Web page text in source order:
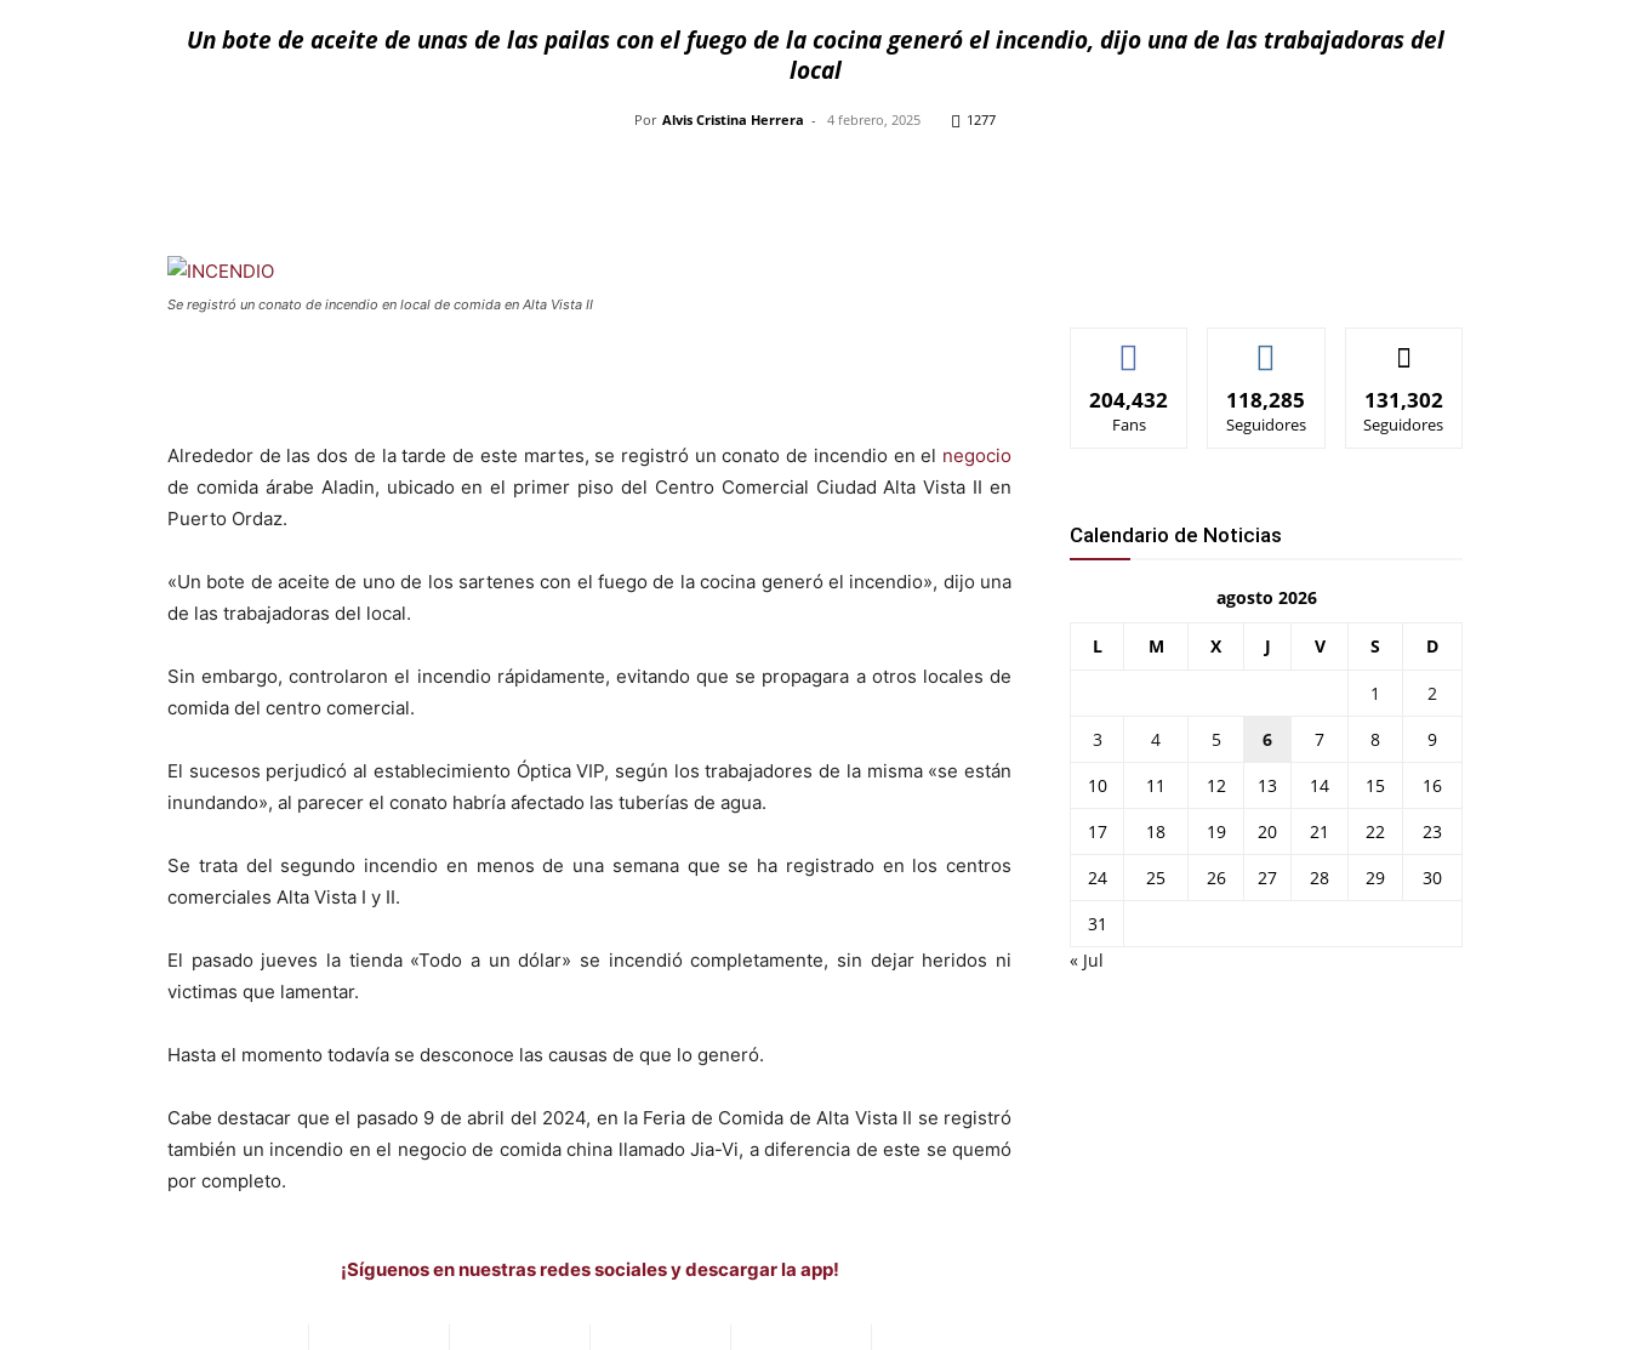
Un bote de aceite de unas de las pailas con el fuego de la cocina generó el incendio, dijo una de las trabajadoras del
local
Por Alvis Cristina Herrera - 4 febrero, 2025 1277
Se registró un conato de incendio en local de comida en Alta Vista II
Alrededor de las dos de la tarde de este martes, se registró un conato de incendio en el negocio
de comida árabe Aladin, ubicado en el primer piso del Centro Comercial Ciudad Alta Vista II en
Puerto Ordaz.
«Un bote de aceite de uno de los sartenes con el fuego de la cocina generó el incendio», dijo una
de las trabajadoras del local.
Sin embargo, controlaron el incendio rápidamente, evitando que se propagara a otros locales de
comida del centro comercial.
El sucesos perjudicó al establecimiento Óptica VIP, según los trabajadores de la misma «se están
inundando», al parecer el conato habría afectado las tuberías de agua.
Se trata del segundo incendio en menos de una semana que se ha registrado en los centros
comerciales Alta Vista I y II.
El pasado jueves la tienda «Todo a un dólar» se incendió completamente, sin dejar heridos ni
victimas que lamentar.
Hasta el momento todavía se desconoce las causas de que lo generó.
Cabe destacar que el pasado 9 de abril del 2024, en la Feria de Comida de Alta Vista II se registró
también un incendio en el negocio de comida china llamado Jia-Vi, a diferencia de este se quemó
por completo.
¡Síguenos en nuestras redes sociales y descargar la app!
204,432
Fans
118,285
Seguidores
131,302
Seguidores
Calendario de Noticias
agosto 2026
L M X J V S D
1
2
3
4 5 6 7 8
9
10
11 12 13 14 15
16
17
18 19 20 21 22
23
24
25 26 27 28 29
30
31
« Jul